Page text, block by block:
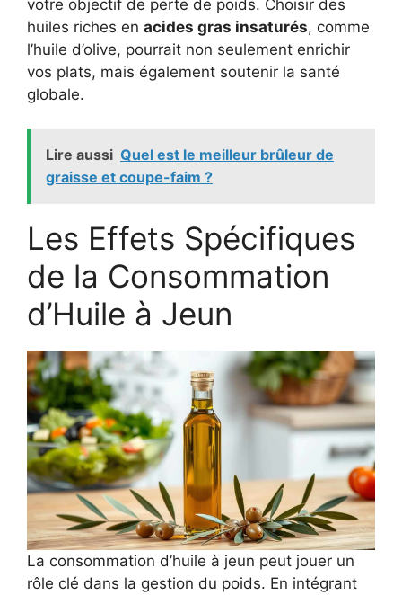
votre objectif de perte de poids. Choisir des
huiles riches en acides gras insaturés, comme
l’huile d’olive, pourrait non seulement enrichir
vos plats, mais également soutenir la santé
globale.
Lire aussi Quel est le meilleur brûleur de
graisse et coupe-faim ?
Les Effets Spécifiques
de la Consommation
d’Huile à Jeun
La consommation d’huile à jeun peut jouer un
rôle clé dans la gestion du poids. En intégrant